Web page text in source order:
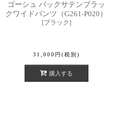
ゴーシュ バックサテンブラッ
クワイドパンツ（G261-P020）
[ブラック]
31,000 円 (税別)
購入する